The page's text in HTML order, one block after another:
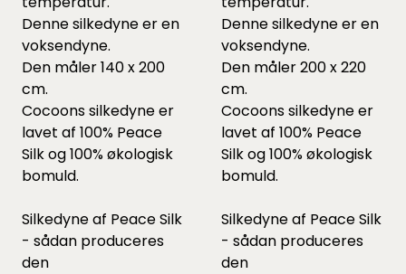
Denne silkedyne er en
voksendyne.
Den måler 140 x 200
cm.
Cocoons silkedyne er
lavet af 100% Peace
Silk og 100% økologisk
bomuld.
Silkedyne af Peace Silk
- sådan produceres
den
Denne silkedyne er en
voksendyne.
Den måler 200 x 220
cm.
Cocoons silkedyne er
lavet af 100% Peace
Silk og 100% økologisk
bomuld.
Silkedyne af Peace Silk
- sådan produceres
den